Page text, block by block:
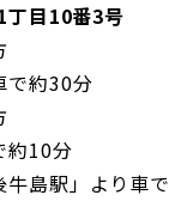
丁目10番3号
約30分
10分
島駅」より車で